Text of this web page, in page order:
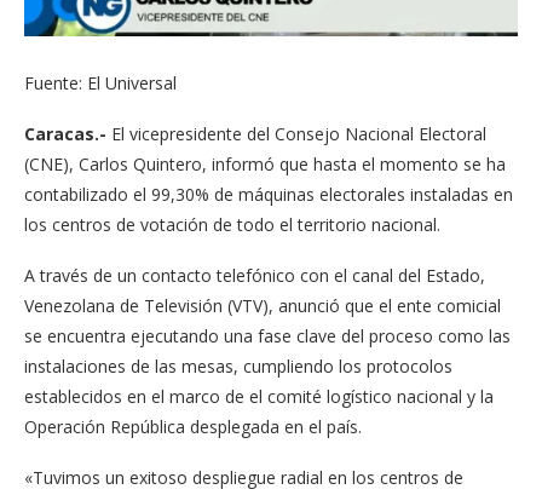
Fuente: El Universal
Caracas.- El vicepresidente del Consejo Nacional Electoral
(CNE), Carlos Quintero, informó que hasta el momento se ha
contabilizado el 99,30% de máquinas electorales instaladas en
los centros de votación de todo el territorio nacional.
A través de un contacto telefónico con el canal del Estado,
Venezolana de Televisión (VTV), anunció que el ente comicial
se encuentra ejecutando una fase clave del proceso como las
instalaciones de las mesas, cumpliendo los protocolos
establecidos en el marco de el comité logístico nacional y la
Operación República desplegada en el país.
«Tuvimos un exitoso despliegue radial en los centros de